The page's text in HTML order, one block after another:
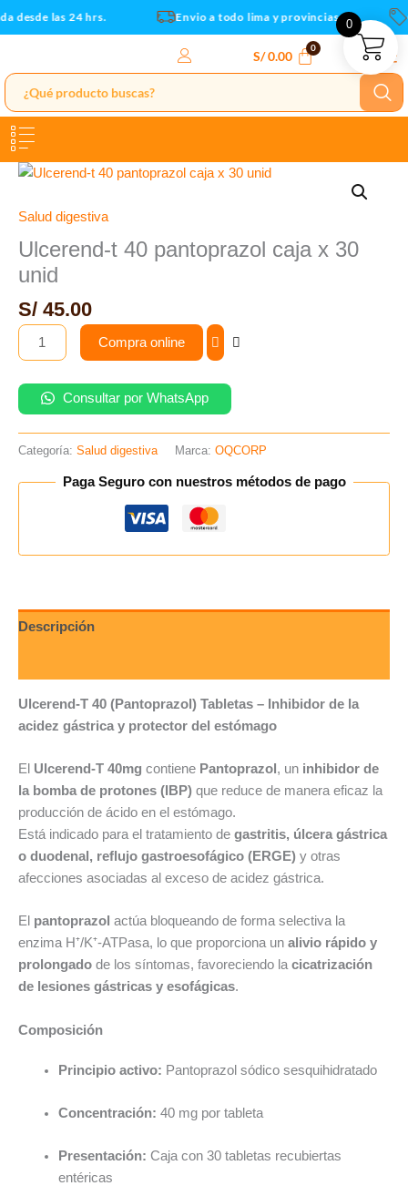
Ir
al
desde las 24 hrs. Envio a todo lima y provincias
S/0.00
Salud digestiva
Ulcerend-t 40 pantoprazol caja x 30
unid
S/ 45.00
Ulcerend-
40
caja
x
30
unid
cantidad
Compra online
Consultar por WhatsApp
Categoría: Salud digestiva Marca: OQCORP
Paga Seguro con nuestros métodos de pago
Descripción
Ulcerend-T 40 (Pantoprazol) Tabletas – Inhibidor de la
acidez gástrica y protector del estómago
El Ulcerend-T 40mg contiene Pantoprazol , un inhibidor de
la bomba de protones (IBP) que reduce de manera eficaz la
producción de ácido en el estómago.
Está indicado para el tratamiento de gastritis, úlcera gástrica
o duodenal, reflujo gastroesofágico (ERGE) y otras
afecciones asociadas al exceso de acidez gástrica.
El pantoprazol actúa bloqueando de forma selectiva la
enzima H⁺/K⁺-ATPasa, lo que proporciona un alivio rápido y
prolongado de los síntomas, favoreciendo lacicatrización
de lesiones gástricas y esofágicas.
Composición
Principio activo: Pantoprazol sódico sesquihidratado
Concentración: 40 mg por tableta
Presentación: Caja con 30 tabletas recubiertas
entéricas
0